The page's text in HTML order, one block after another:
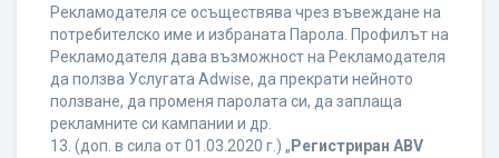
Рекламодателя се осъществява чрез въвеждане на
потребителско име и избраната Парола. Профилът на
Рекламодателя дава възможност на Рекламодателя
да ползва Услугата Adwise, да прекрати нейното
ползване, да променя паролата си, да заплаща
рекламните си кампании и др.
13. (доп. в сила от 01.03.2020 г.) „ Регистриран ABV